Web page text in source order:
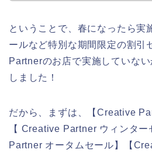
ということで、春になったら実
ールなど特別な期間限定の割引
Partnerのお店で実施していな
しました！
だから、まずは、【Creative
【 Creative Partner ウィンタ
Partner オータムセール】【